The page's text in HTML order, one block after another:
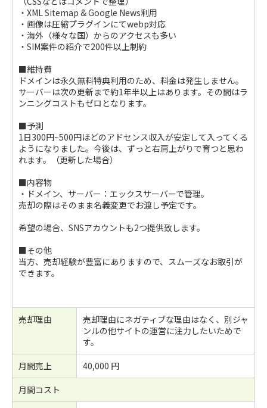
・XML Sitemap & Google News利用
・画像は圧縮プラグインにてwebp対応
・海外（様々な国）からのアクセスも多い
・SIM案件の紹介で200件以上制約
■維持費
ドメインは永久無料特典利用のため、料金は発生しません。
サーバーは次の更新まで約1年半以上はあります。その間はラ
ンニングコストもゼロとなります。
■予測
1日300円~500円ほどのアドセンス収入が安定して入ってくる
ようになりました。今後は、ずっと右肩上がりで育つと思わ
れます。（更新した場合）
■内容物
・ドメイン、サーバー：エックスサーバーで管理。
売却の際はそのまま名義変更でお渡し予定です。
希望の場合、SNSアカウントも2つ提供致します。
■その他
当方、売却経験が豊富にありますので、スムーズなお取引が
できます。
売却理由
売却理由にネガティブな理由はなく、別ジャ
ンルの他サイトの運営に注力したいためで
す。
月間売上
40,000 円
月間コスト